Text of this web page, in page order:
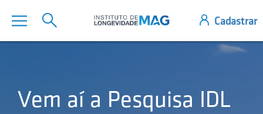
Vem aí a Pesquisa IDL